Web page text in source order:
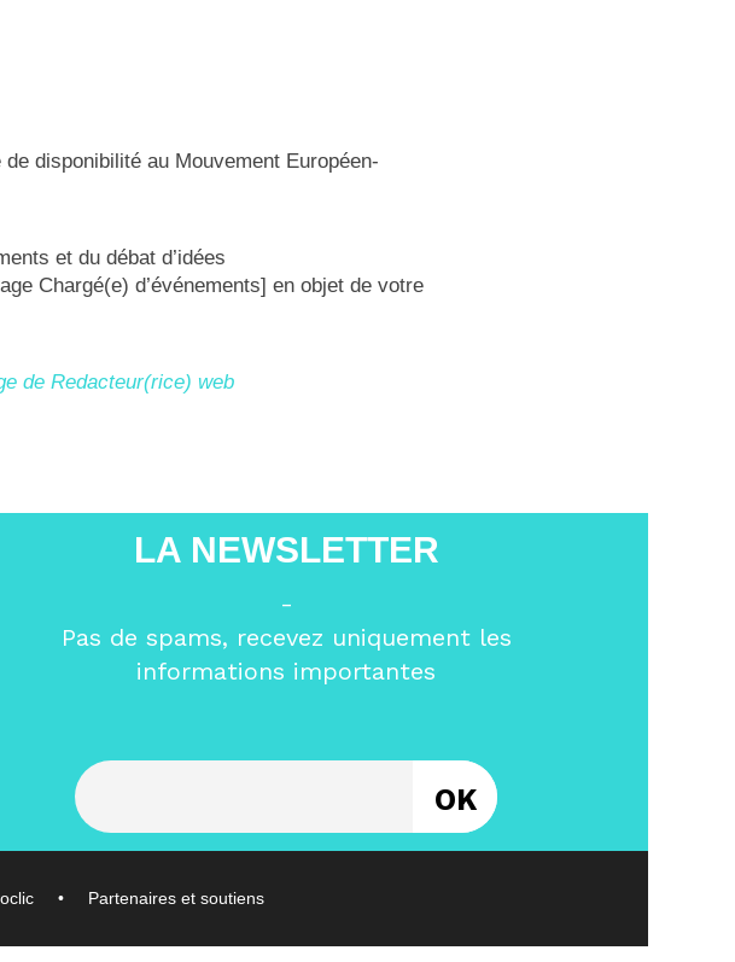
disponibilité au Mouvement Européen-
et du débat d’idées
Chargé(e) d’événements] en objet de votre
de Redacteur(rice) web
LA NEWSLETTER
-
Pas de spams, recevez uniquement les
informations importantes
Partenaires et soutiens